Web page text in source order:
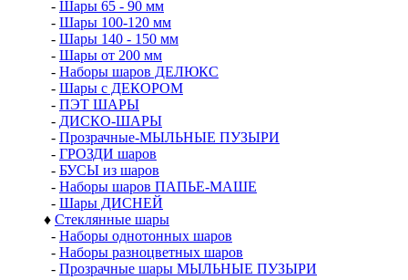
- Шары 65 - 90 мм
- Шары 100-120 мм
- Шары 140 - 150 мм
- Шары от 200 мм
- Наборы шаров ДЕЛЮКС
- Шары с ДЕКОРОМ
- ПЭТ ШАРЫ
- ДИСКО-ШАРЫ
- Прозрачные-МЫЛЬНЫЕ ПУЗЫРИ
- ГРОЗДИ шаров
- БУСЫ из шаров
- Наборы шаров ПАПЬЕ-МАШЕ
- Шары ДИСНЕЙ
♦ Стеклянные шары
- Наборы однотонных шаров
- Наборы разноцветных шаров
- Прозрачные шары МЫЛЬНЫЕ ПУЗЫРИ